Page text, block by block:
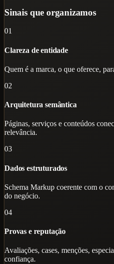
Sinais que organizamos
01
Clareza de entidade
Quem é a marca, o que oferece,
02
Arquitetura semântica
Páginas, serviços e conteúdos
relevância.
03
Dados estruturados
Schema Markup coerente com o
do negócio.
04
Provas e reputação
Avaliações, cases, menções,
confiança.